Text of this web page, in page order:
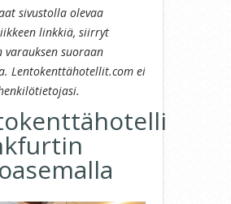
sivustolla olevaa
linkkiä, siirryt
varauksen suoraan
Lentokenttähotellit.com ei